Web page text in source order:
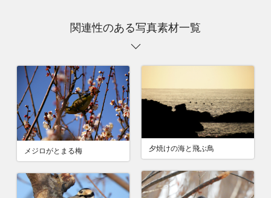
関連性のある写真素材一覧
メジロがとまる梅 夕焼けの海と飛ぶ鳥